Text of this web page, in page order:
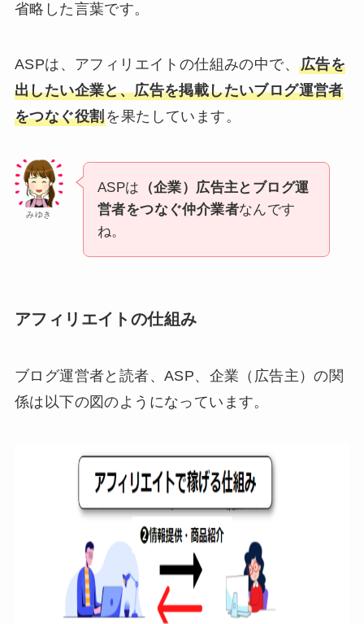
省略した言葉です。
ASPは、アフィリエイトの仕組みの中で、 広告を
出したい企業と、広告を掲載したいブログ運営者
をつなぐ役割を果たしています。
みゆき
ASPは （企業）広告主とブログ運
営者をつなぐ仲介業者なんです
ね。
アフィリエイトの仕組み
ブログ運営者と読者、ASP、企業（広告主）の関
係は以下の図のようになっています。